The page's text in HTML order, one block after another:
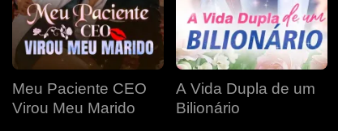
Meu Paciente CEO
Virou Meu Marido
A Vida Dupla de um
Bilionário